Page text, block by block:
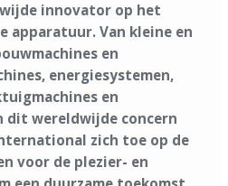
innovator op het
apparatuur. Van kleine en
en
energiesystemen,
en
dit wereldwijde concern
zich toe op de
voor de plezier- en